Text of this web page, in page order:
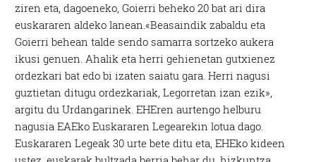
ziren eta, dagoeneko, Goierri beheko 20 bat ari dira
euskararen aldeko lanean.«Beasaindik zabaldu eta
Goierri behean talde sendo samarra sortzeko aukera
ikusi genuen. Ahalik eta herri gehienetan gutxienez
ordezkari bat edo bi izaten saiatu gara. Herri nagusi
guztietan ditugu ordezkariak, Legorretan izan ezik»,
argitu du Urdangarinek. EHEren aurtengo helburu
nagusia EAEko Euskararen Legearekin lotua dago.
Euskararen Legeak 30 urte bete ditu eta, EHEko kideen